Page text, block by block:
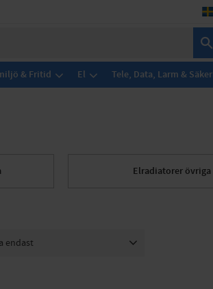
& Fritid El Tele, Data, Larm &
Elradiatorer övriga
endast